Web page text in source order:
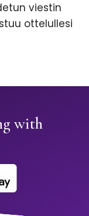
viestin
ottelullesi
with